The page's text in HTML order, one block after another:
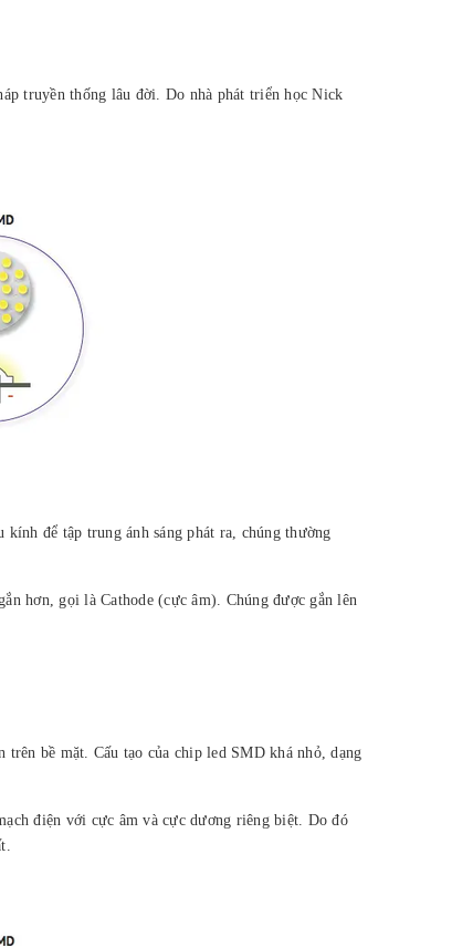
truyền thống lâu đời. Do nhà phát triển học Nick
để tập trung ánh sáng phát ra, chúng thường
hơn, gọi là Cathode (cực âm). Chúng được gắn lên
bề mặt. Cấu tạo của chip led SMD khá nhỏ, dạng
điện với cực âm và cực dương riêng biệt. Do đó